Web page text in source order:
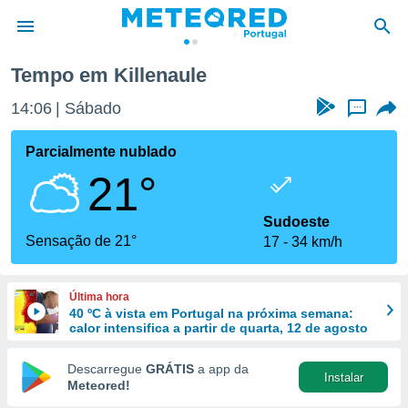
da
foi
fornecidas
a este
das
e
forma
digital
Tempo em Killenaule
14:06 Sábado ...
Parcialmente nublado
21°
Sensação de 21°
Sudoeste
17
34 km/h
Última hora
40 ºC à vista em Portugal na próxima semana:
calor intensifica a partir de quarta, 12 de agosto
Descarregue GRÁTIS a app da
Meteored!
Instalar